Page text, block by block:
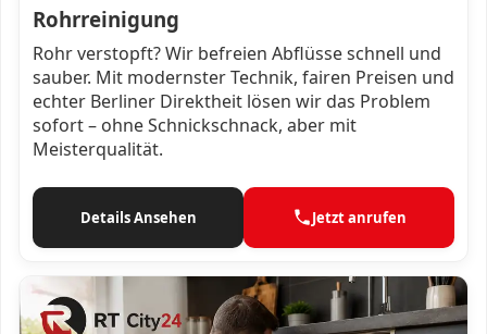
Rohrreinigung
Rohr verstopft? Wir befreien Abflüsse schnell und
sauber. Mit modernster Technik, fairen Preisen und
echter Berliner Direktheit lösen wir das Problem
sofort – ohne Schnickschnack, aber mit
Meisterqualität.
Details Ansehen Jetzt anrufen